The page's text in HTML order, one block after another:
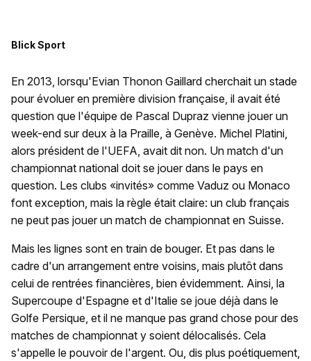
Blick Sport
En 2013, lorsqu'Evian Thonon Gaillard cherchait un stade
pour évoluer en première division française, il avait été
question que l'équipe de Pascal Dupraz vienne jouer un
week-end sur deux à la Praille, à Genève. Michel Platini,
alors président de l'UEFA, avait dit non. Un match d'un
championnat national doit se jouer dans le pays en
question. Les clubs «invités» comme Vaduz ou Monaco
font exception, mais la règle était claire: un club français
ne peut pas jouer un match de championnat en Suisse.
Mais les lignes sont en train de bouger. Et pas dans le
cadre d'un arrangement entre voisins, mais plutôt dans
celui de rentrées financières, bien évidemment. Ainsi, la
Supercoupe d'Espagne et d'Italie se joue déjà dans le
Golfe Persique, et il ne manque pas grand chose pour des
matches de championnat y soient délocalisés. Cela
s'appelle le pouvoir de l'argent. Ou, dis plus poétiquement,